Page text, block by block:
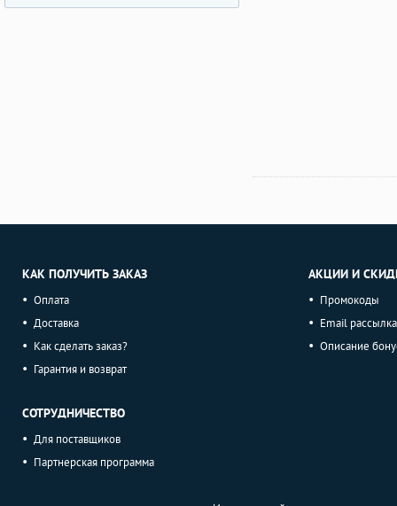
КАК ПОЛУЧИТЬ ЗАКАЗ
Оплата
Доставка
Как сделать заказ?
Гарантия и возврат
СОТРУДНИЧЕСТВО
Для поставщиков
Партнерская программа
АКЦИИ И
Промокоды
Email рассылка
Описание